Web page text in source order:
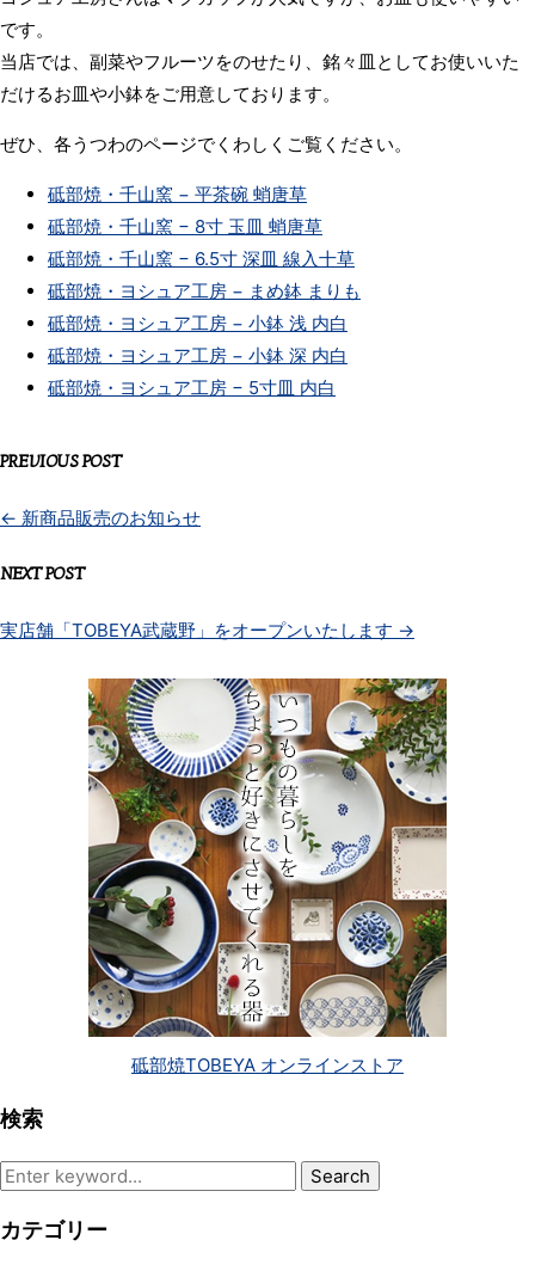
です。
当店では、副菜やフルーツをのせたり、銘々皿としてお使いいた
だけるお皿や小鉢をご用意しております。
ぜひ、各うつわのページでくわしくご覧ください。
砥部焼・千山窯 − 平茶碗 蛸唐草
砥部焼・千山窯 − 8寸 玉皿 蛸唐草
砥部焼・千山窯 − 6.5寸 深皿 線入十草
砥部焼・ヨシュア工房 − まめ鉢 まりも
砥部焼・ヨシュア工房 − 小鉢 浅 内白
砥部焼・ヨシュア工房 − 小鉢 深 内白
砥部焼・ヨシュア工房 − 5寸皿 内白
PREVIOUS POST
← 新商品販売のお知らせ
NEXT POST
実店舗「TOBEYA武蔵野」をオープンいたします →
砥部焼TOBEYA オンラインストア
検索
Search
カテゴリー